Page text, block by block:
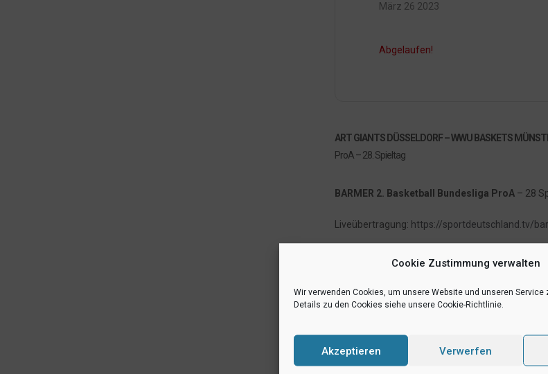
Cookie Zustimmung verwalten
Wir verwenden Cookies, um unsere Website und unseren Service
Details zu den Cookies siehe unsere Cookie-Richtlinie.
Akzeptieren Verwerfen
März 26 2023
Abgelaufen!
ART GIANTS DÜSSELDORF – WWU BASKETS
ProA – 28. Spieltag
BARMER 2. Basketball Bundesliga ProA– 28
Liveübertragung: https://sportdeutschland.tv/